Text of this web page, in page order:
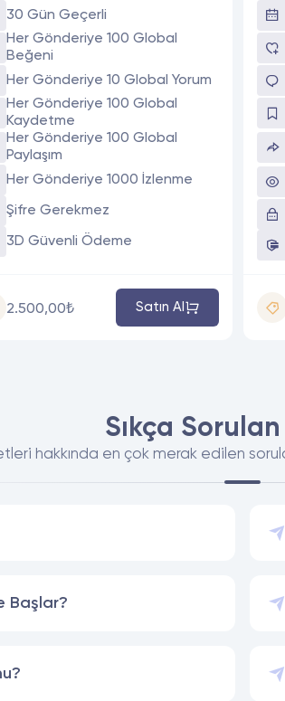
30 Gün Geçerli
Her Gönderiye 100 Global
Beğeni
Her Gönderiye 10 Global Yorum
Her Gönderiye 100 Global
Kaydetme
Her Gönderiye 100 Global
Paylaşım
Her Gönderiye 1000 İzlenme
Şifre Gerekmez
3D Güvenli Ödeme
2.500,00₺ Satın Al
Sıkça
hakkında en çok merak edilen
Başlar?